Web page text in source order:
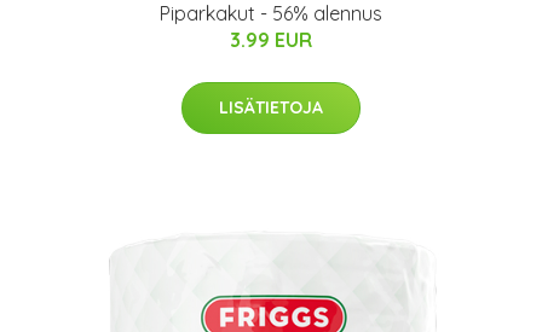
Piparkakut - 56% alennus
3.99 EUR
LISÄTIETOJA